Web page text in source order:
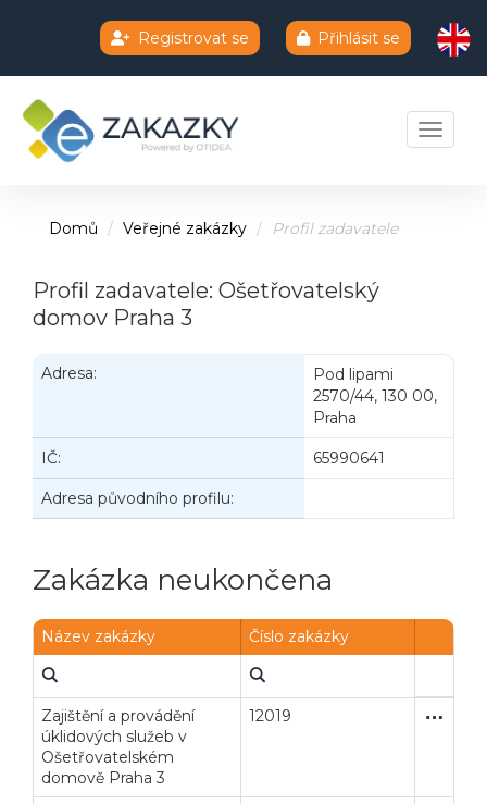
Registrovat se Přihlásit se
Toggle
Domů Veřejné zakázky Profil zadavatele
Profil zadavatele: Ošetřovatelský
domov Praha 3
Adresa:
Pod lipami
2570/44, 130 00,
Praha
IČ: 65990641
Adresa původního profilu:
Zakázka neukončena
Název zakázky Číslo zakázky
Zajištění a provádění
úklidových služeb v
Ošetřovatelském
domově Praha 3
12019 Služby
Chatbot e-zakazky